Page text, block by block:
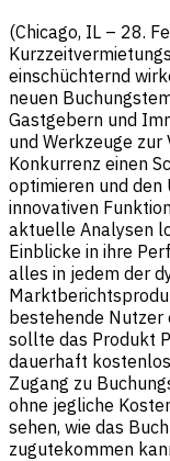
(Chicago, IL – 28.
einschüchternd
neuen
Gastgebern und
und Werkzeuge zur
Konkurrenz einen
optimieren und den
innovativen
aktuelle Analysen
Einblicke in ihre
alles in jedem der
bestehende Nutzer
sollte das Produkt
dauerhaft
Zugang zu
ohne jegliche
sehen, wie das
zugutekommen